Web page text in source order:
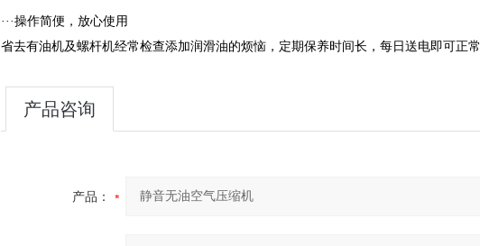
···操作简便，放心使用
省去有油机及螺杆机经常检查添加润滑油的烦恼，定期保养时间长，每日送电即可正
产品咨询
产品：